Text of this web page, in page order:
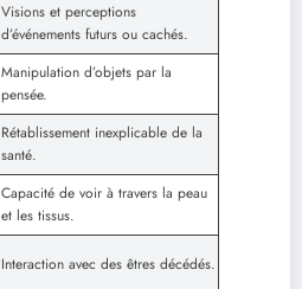
Visions et perceptions
d’événements futurs ou cachés.
Manipulation d’objets par la
pensée.
Rétablissement inexplicable de la
santé.
Capacité de voir à travers la peau
et les tissus.
Interaction avec des êtres décédés.